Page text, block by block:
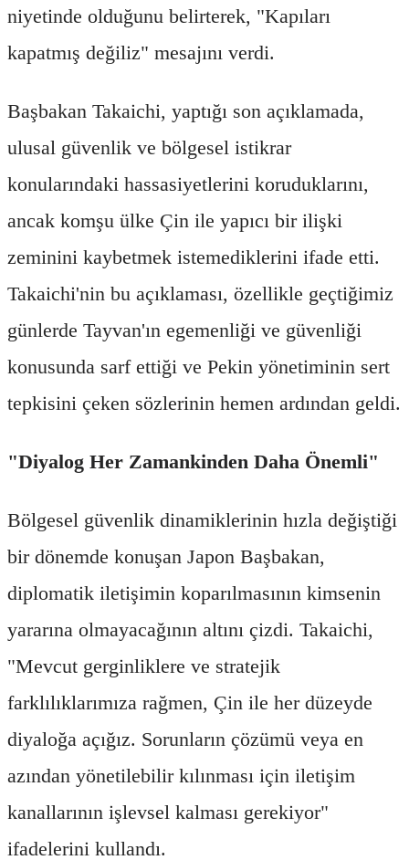
niyetinde olduğunu belirterek, "Kapıları
kapatmış değiliz" mesajını verdi.
Başbakan Takaichi, yaptığı son açıklamada,
ulusal güvenlik ve bölgesel istikrar
konularındaki hassasiyetlerini koruduklarını,
ancak komşu ülke Çin ile yapıcı bir ilişki
zeminini kaybetmek istemediklerini ifade etti.
Takaichi'nin bu açıklaması, özellikle geçtiğimiz
günlerde Tayvan'ın egemenliği ve güvenliği
konusunda sarf ettiği ve Pekin yönetiminin sert
tepkisini çeken sözlerinin hemen ardından geldi.
"Diyalog Her Zamankinden Daha Önemli"
Bölgesel güvenlik dinamiklerinin hızla değiştiği
bir dönemde konuşan Japon Başbakan,
diplomatik iletişimin koparılmasının kimsenin
yararına olmayacağının altını çizdi. Takaichi,
"Mevcut gerginliklere ve stratejik
farklılıklarımıza rağmen, Çin ile her düzeyde
diyaloğa açığız. Sorunların çözümü veya en
azından yönetilebilir kılınması için iletişim
kanallarının işlevsel kalması gerekiyor"
ifadelerini kullandı.